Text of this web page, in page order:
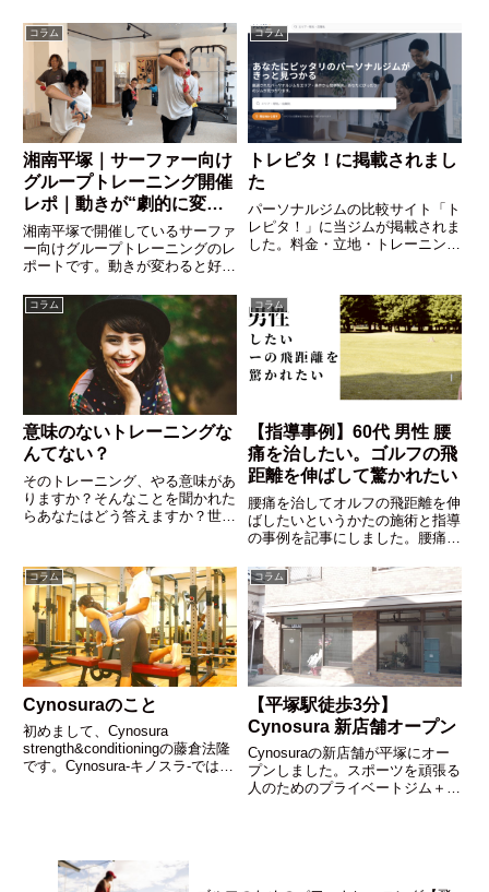
コラム
湘南平塚｜サーファー向け
グループトレーニング開催
レポ｜動きが“劇的に変わ
る”コイリングコアの効果
とは
湘南平塚で開催しているサーファ
ー向けグループトレーニングのレ
ポートです。動きが変わると好評
解説。初めての方でも効果を実感
できる内容です。
コラム
トレピタ！に掲載されまし
た
パーソナルジムの比較サイト「ト
レピタ！」に当ジムが掲載されま
した。料金・立地・トレーニング
です。当ジムの詳細はトレピタ！
の掲載ページからご覧いただけま
す。
コラム
意味のないトレーニングな
んてない？
そのトレーニング、やる意味があ
りますか？そんなことを聞かれた
らあなたはどう答えますか？世の
グをやってる人なら考えたことが
ある「このトレーニングでいいの
かな？」問題についてお話ししま
す。
コラム
【指導事例】60代 男性 腰
痛を治したい。ゴルフの飛
距離を伸ばして驚かれたい
腰痛を治してオルフの飛距離を伸
ばしたいというかたの施術と指導
の事例を記事にしました。腰痛で
らぜひ参考になさってください
ね！
コラム
Cynosuraのこと
初めまして、Cynosura
strength&conditioningの藤倉法隆
です。Cynosura-キノスラ-では、
コラム
【平塚駅徒歩3分】
Cynosura 新店舗オープン
Cynosuraの新店舗が平塚にオー
プンしました。スポーツを頑張る
人のためのプライベートジム＋ケ